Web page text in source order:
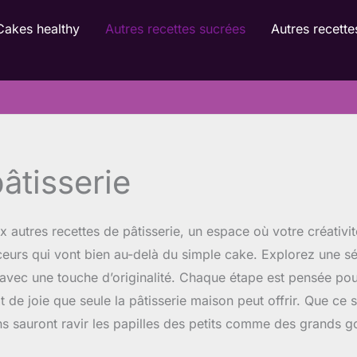
healthy Autres recettes sucrées
Autres
recettes de pâtisserie, un espace où votre
qui vont bien au-delà du simple cake. Explorez une
une touche d’originalité. Chaque étape est pensée
joie que seule la pâtisserie maison peut offrir. Que ce
sauront ravir les papilles des petits comme des grands